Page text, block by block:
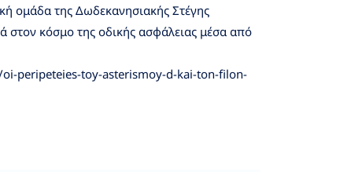
ομάδα της Δωδεκανησιακής Στέγης
στον κόσμο της οδικής ασφάλειας μέσα από
peripeteies-toy-asterismoy-d-kai-ton-filon-